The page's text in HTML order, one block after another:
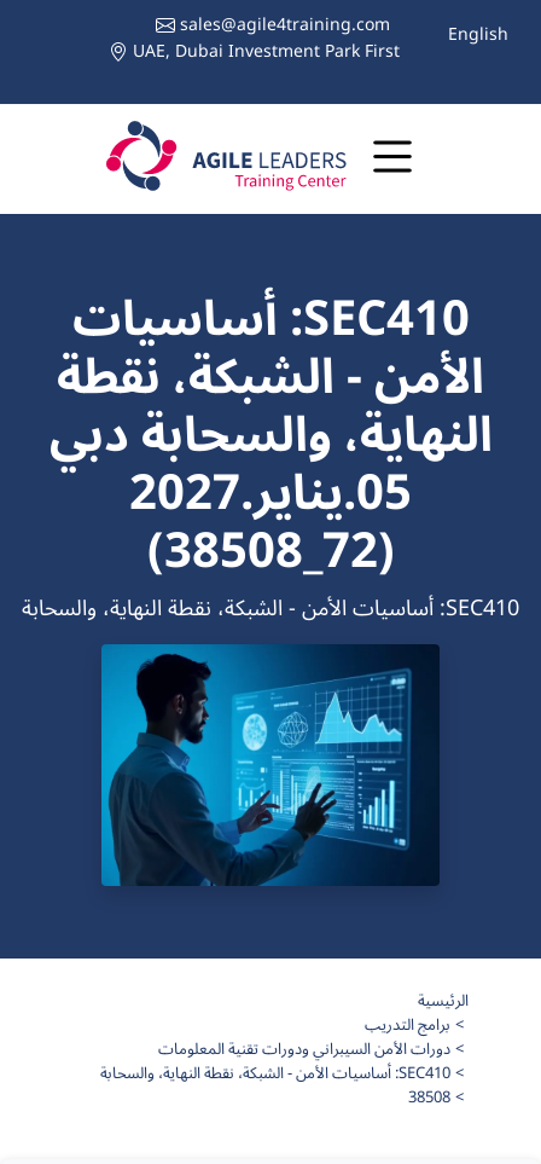
sales@agile4training.com
UAE, Dubai Investment Park First English
SEC410: أساسيات
الأمن - الشبكة، نقطة
النهاية، والسحابة دبي
05.يناير.2027
(72_38508)
SEC410: أساسيات الأمن - الشبكة، نقطة النهاية، والسحابة
الرئيسية
برامج التدريب
دورات الأمن السيبراني ودورات تقنية المعلومات
SEC410: أساسيات الأمن - الشبكة، نقطة النهاية، والسحابة
38508